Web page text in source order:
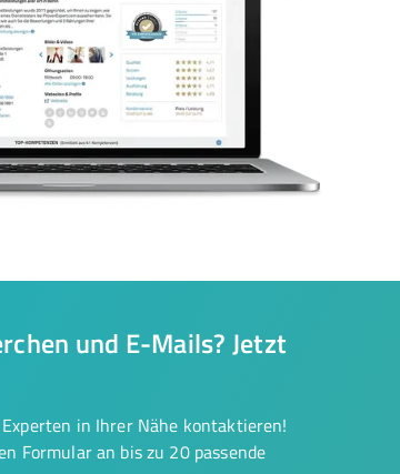
und E-Mails? Jetzt
in Ihrer Nähe kontaktieren!
Formular an bis zu 20 passende